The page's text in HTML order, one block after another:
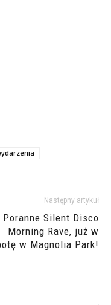
Następny artykuł
Poranne Silent Disco
Morning Rave, już w
w Magnolia Park!